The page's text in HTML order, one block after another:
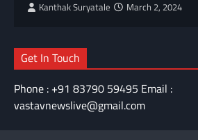
Kanthak Suryatale March 2, 2024
Get In Touch
Phone : +91 83790 59495 Email :
vastavnewslive@gmail.com